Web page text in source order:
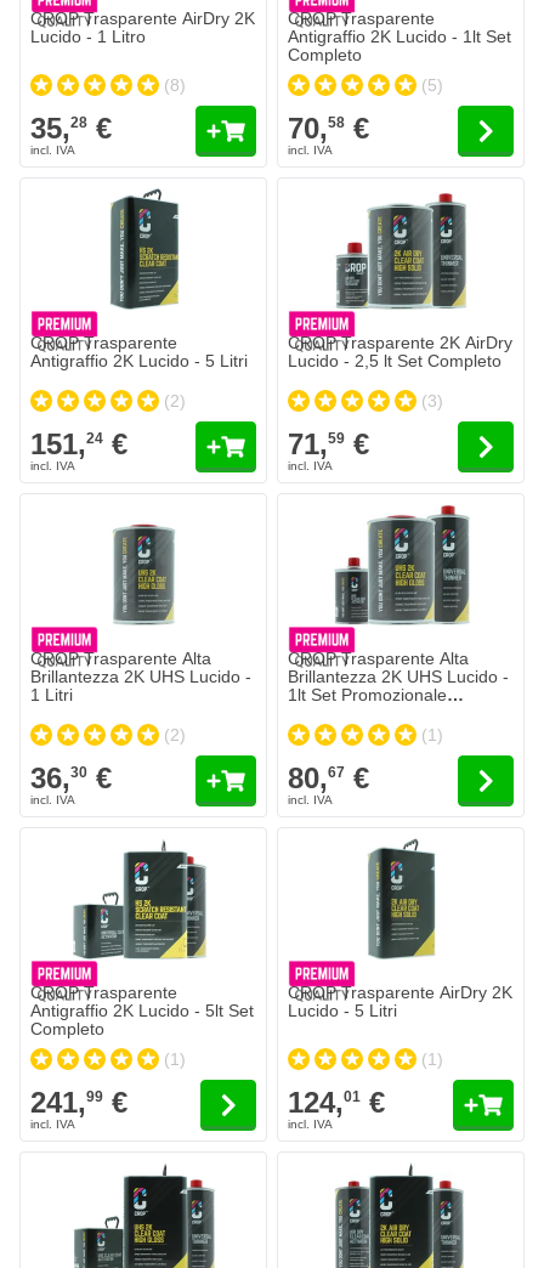
CROP Trasparente AirDry 2K
Lucido - 1 Litro
(8)
35,28 €
CROP Trasparente
Antigraffio 2K Lucido - 1lt Set
Completo
(5)
Il prezzo dipende dalle opzioni
70,58 €
CROP Trasparente
Antigraffio 2K Lucido - 5 Litri
(2)
151,24 €
CROP Trasparente 2K AirDry
Lucido - 2,5 lt Set Completo
(3)
Il prezzo dipende dalle opzioni
71,59 €
CROP Trasparente Alta
Brillantezza 2K UHS Lucido -
1 Litri
(2)
36,30 €
CROP Trasparente Alta
Brillantezza 2K UHS Lucido -
1lt Set Promozionale
(1)
Il prezzo dipende dalle opzioni
80,67 €
CROP Trasparente
Antigraffio 2K Lucido - 5lt Set
Completo
(1)
Il prezzo dipende dalle opzioni scelte nella pagina del prodotto.
241,99 €
CROP Trasparente AirDry 2K
Lucido - 5 Litri
(1)
124,01 €